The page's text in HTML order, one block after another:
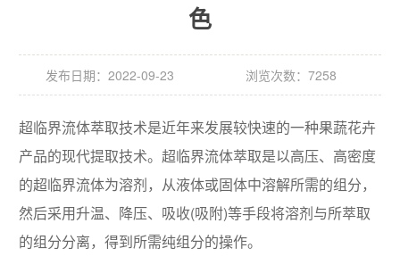
色
发布日期：2022-09-23 浏览次数：7258
超临界流体萃取技术是近年来发展较快速的一种果蔬花卉
产品的现代提取技术。超临界流体萃取是以高压、高密度
的超临界流体为溶剂，从液体或固体中溶解所需的组分，
然后采用升温、降压、吸收(吸附)等手段将溶剂与所萃取
的组分分离，得到所需纯组分的操作。